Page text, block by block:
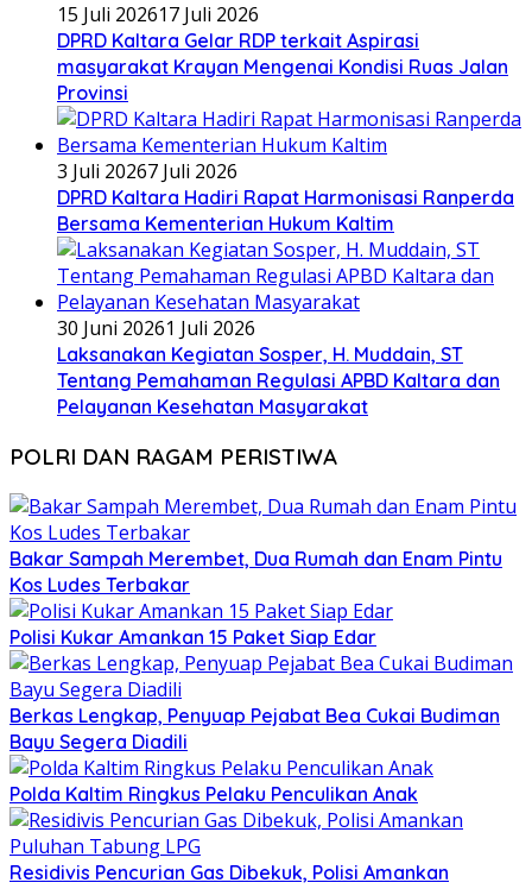
15 Juli 202617 Juli 2026
DPRD Kaltara Gelar RDP terkait Aspirasi
masyarakat Krayan Mengenai Kondisi Ruas Jalan
Provinsi
3 Juli 20267 Juli 2026
DPRD Kaltara Hadiri Rapat Harmonisasi Ranperda
Bersama Kementerian Hukum Kaltim
30 Juni 20261 Juli 2026
Laksanakan Kegiatan Sosper, H. Muddain, ST
Tentang Pemahaman Regulasi APBD Kaltara dan
Pelayanan Kesehatan Masyarakat
POLRI DAN RAGAM PERISTIWA
Bakar Sampah Merembet, Dua Rumah dan Enam Pintu
Kos Ludes Terbakar
Polisi Kukar Amankan 15 Paket Siap Edar
Berkas Lengkap, Penyuap Pejabat Bea Cukai Budiman
Bayu Segera Diadili
Polda Kaltim Ringkus Pelaku Penculikan Anak
Residivis Pencurian Gas Dibekuk, Polisi Amankan